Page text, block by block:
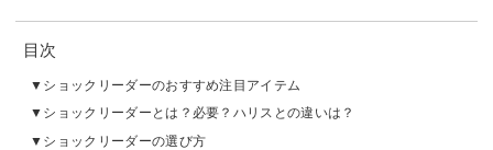
目次
ショックリーダーのおすすめ注目アイテム
ショックリーダーとは？必要？ハリスとの違いは？
ショックリーダーの選び方